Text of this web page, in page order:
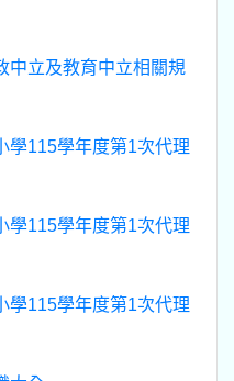
中立及教育中立相關規
學115學年度第1次代理
學115學年度第1次代理
學115學年度第1次代理